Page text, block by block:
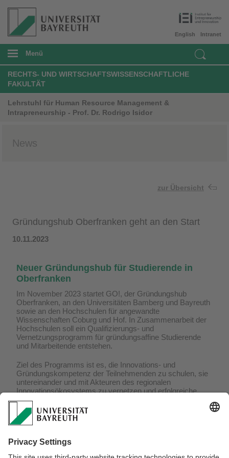
Intranet
English
Menü
RECHTS- UND WIRTSCHAFTSWISSENSCHAFTLICHE
FAKULTÄT
Lehrstuhl für Human Resource Management &
Intrapreneurship - Prof. Dr. Rodrigo Isidor
News
zur Übersicht
Gründungshub Oberfranken geht an den Start
10.11.2023
Neuer Gründungshub für Studierende in
Oberfranken
Im November 2023 startet GO!, der Gründungshub
Oberfranken, an den Universitäten Bamberg und Bayreuth
sowie an den Hochschulen für angewandte
Wissenschaften Coburg und Hof. In Zusammenarbeit der
Hochschulen soll ein Qualifizierungs- und
Vernetzungsprogramm für gründungsaffine Studierende
und Mitarbeitende entstehen.
Ziel des Programms ist es, die Innovations- und
Gründungskompetenz der Teilnehmenden zu schulen, sie
untereinander und mit Akteuren des regionalen
Innovationsökosystems zu vernetzen und erfolgreiche
Gründungen in ganz Oberfranken anzustoßen. Der
Gründungshub wird im Rahmen der Offensive „Hightech
Transfer Bayern“ vom Bayerischen Staatsministerium für
Wissenschaft und Kunst (StMWK) mit rund 500.000 Euro
Das Institut für Entrepreneurship & Innovation der Uni